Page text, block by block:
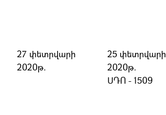
27 փետրվարի
2020թ.
25 փետրվարի
2020թ.
ՍԴՈ - 1509